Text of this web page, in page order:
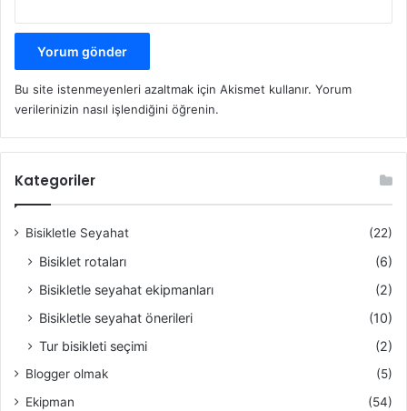
Bu site istenmeyenleri azaltmak için Akismet kullanır. Yorum
verilerinizin nasıl işlendiğini öğrenin.
Kategoriler
Bisikletle Seyahat (22)
Bisiklet rotaları
(6)
Bisikletle seyahat ekipmanları
(2)
Bisikletle seyahat önerileri
(10)
Tur bisikleti seçimi
(2)
Blogger olmak
(5)
Ekipman
(54)